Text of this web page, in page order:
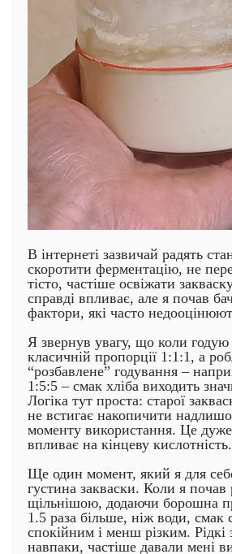
В інтернеті зазвичай радять
скоротити ферментацію, не
тісто, частіше освіжати
справді впливає, але я почав
фактори, які часто
Я звернув увагу, що коли годую
класичній пропорції 1:1:1, а
“розбавлене” годування –
1:5:5 – смак хліба виходить
Логіка тут проста: старої
не встигає накопичити
моменту використання. Це
впливає на кінцеву кислотність.
Ще один момент, який я для
густина закваски. Коли я почав
щільнішою, додаючи борошна
1.5 раза більше, ніж води, смак
спокійним і менш різким. Рідкі
навпаки, частіше давали мені